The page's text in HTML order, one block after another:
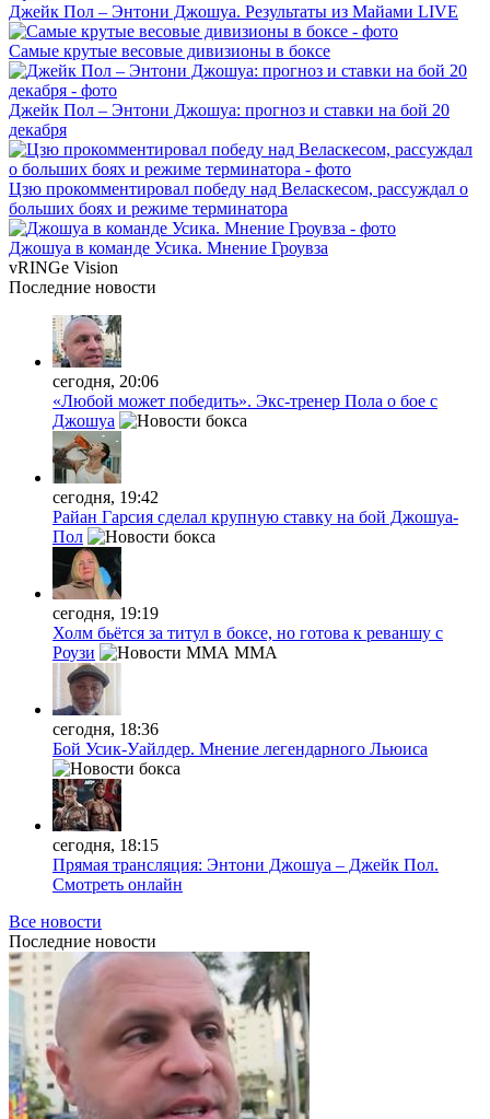
Джейк Пол – Энтони Джошуа. Результаты из Майами LIVE
Самые крутые весовые дивизионы в боксе
Джейк Пол – Энтони Джошуа: прогноз и ставки на бой 20
декабря
Цзю прокомментировал победу над Веласкесом, рассуждал о
больших боях и режиме терминатора
Джошуа в команде Усика. Мнение Гроувза
vRINGe Vision
Последние новости
сегодня, 20:06
«Любой может победить». Экс-тренер Пола о бое с
Джошуа
сегодня, 19:42
Райан Гарсия сделал крупную ставку на бой Джошуа-
Пол
сегодня, 19:19
Холм бьётся за титул в боксе, но готова к реваншу с
Роузи
MMA
сегодня, 18:36
Бой Усик-Уайлдер. Мнение легендарного Льюиса
сегодня, 18:15
Прямая трансляция: Энтони Джошуа – Джейк Пол.
Смотреть онлайн
Все новости
Последние новости